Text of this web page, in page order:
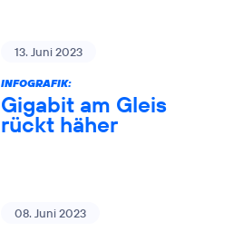
13. Juni 2023
INFOGRAFIK:
Gigabit am Gleis
rückt häher
08. Juni 2023